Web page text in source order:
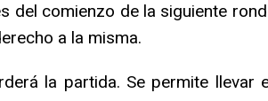
comienzo de la siguiente
a la misma.
la partida. Se permite llevar